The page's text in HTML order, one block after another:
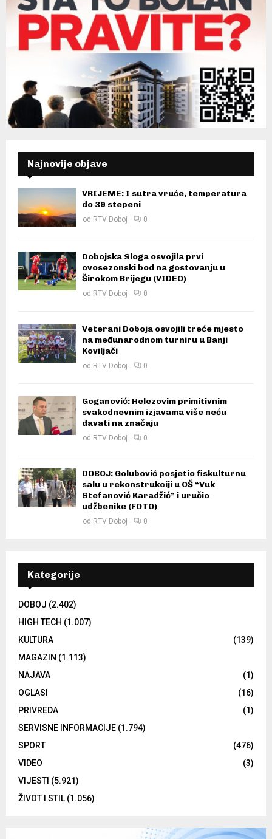
Najnovije objave
VRIJEME: I sutra vruće, temperatura
do 39 stepeni
od RTV Doboj 0
Dobojska Sloga osvojila prvi
ovosezonski bod na gostovanju u
Širokom Brijegu (VIDEO)
od RTV Doboj 0
Veterani Doboja osvojili treće mjesto
na međunarodnom turniru u Banji
Koviljači
od RTV Doboj 0
Goganović: Helezovim primitivnim
svakodnevnim izjavama više neću
davati na značaju
od RTV Doboj 0
DOBOJ: Golubović posjetio fiskulturnu
salu u rekonstrukciji u OŠ “Vuk
Stefanović Karadžić” i uručio
udžbenike (FOTO)
od RTV Doboj 0
Kategorije
DOBOJ (2.402)
HIGH TECH (1.007)
KULTURA
(139)
MAGAZIN (1.113)
NAJAVA
(1)
OGLASI
(16)
PRIVREDA
(1)
SERVISNE INFORMACIJE (1.794)
SPORT
(476)
VIDEO
(3)
VIJESTI (5.921)
ŽIVOT I STIL(1.056)